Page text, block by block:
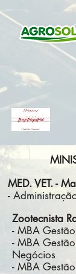
MED. VET. -
-
Zootecnista
- MBA
- MBA
Negócios
- MBA